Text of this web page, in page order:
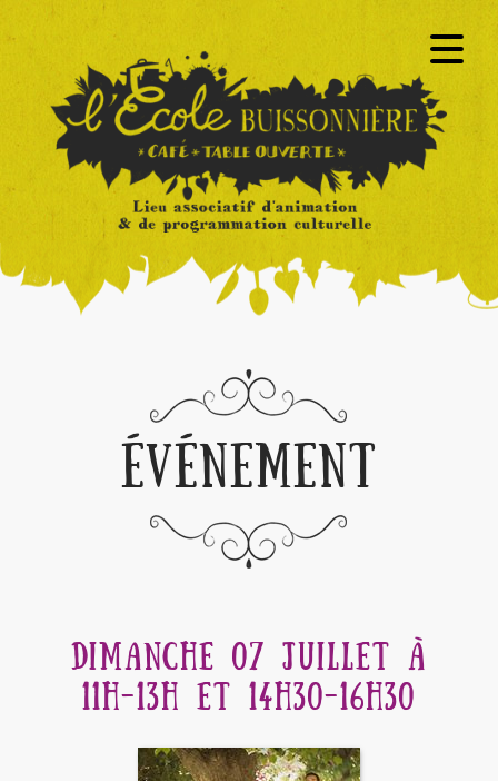
ÉVÉNEMENT
DIMANCHE 07 JUILLET À
11H-13H ET 14H30-16H30